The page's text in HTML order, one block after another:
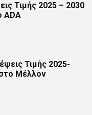
Τιμής 2025 – 2030
ADA
Τιμής 2025-
Μέλλον